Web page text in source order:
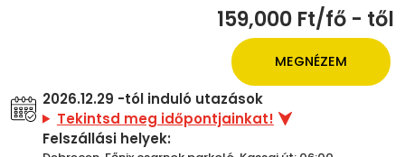
159,000 Ft/fő - től
MEGNÉZEM
2026.12.29 -tól induló utazások
Tekintsd meg időpontjainkat!
Felszállási helyek: